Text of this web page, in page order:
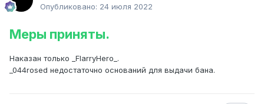
Опубликовано: 24 июля 2022
Меры приняты.
Наказан только _FlarryHero_.
_044rosed недостаточно оснований для выдачи бана.